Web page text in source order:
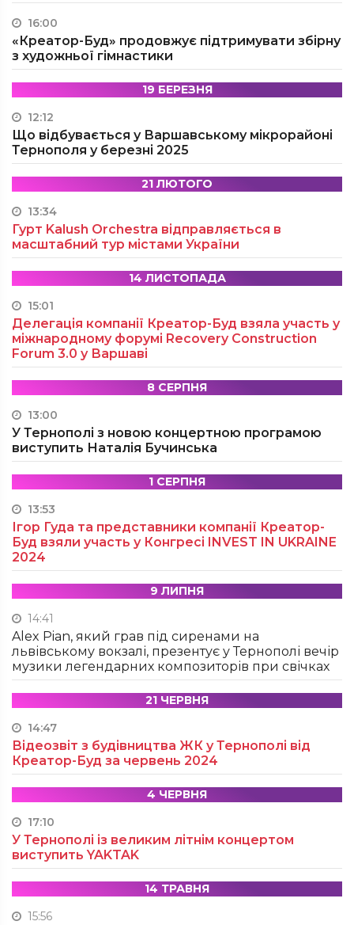
16:00
«Креатор-Буд» продовжує підтримувати збірну
з художньої гімнастики
19 БЕРЕЗНЯ
12:12
Що відбувається у Варшавському мікрорайоні
Тернополя у березні 2025
21 ЛЮТОГО
13:34
Гурт Kalush Orchestra відправляється в
масштабний тур містами України
14 ЛИСТОПАДА
15:01
Делегація компанії Креатор-Буд взяла участь у
міжнародному форумі Recovery Construction
Forum 3.0 у Варшаві
8 СЕРПНЯ
13:00
У Тернополі з новою концертною програмою
виступить Наталія Бучинська
1 СЕРПНЯ
13:53
Ігор Гуда та представники компанії Креатор-
Буд взяли участь у Конгресі INVEST IN UKRAINE
2024
9 ЛИПНЯ
14:41
Alex Pian, який грав під сиренами на
львівському вокзалі, презентує у Тернополі вечір
музики легендарних композиторів при свічках
21 ЧЕРВНЯ
14:47
Відеозвіт з будівництва ЖК у Тернополі від
Креатор-Буд за червень 2024
4 ЧЕРВНЯ
17:10
У Тернополі із великим літнім концертом
виступить YAKTAK
14 ТРАВНЯ
15:56